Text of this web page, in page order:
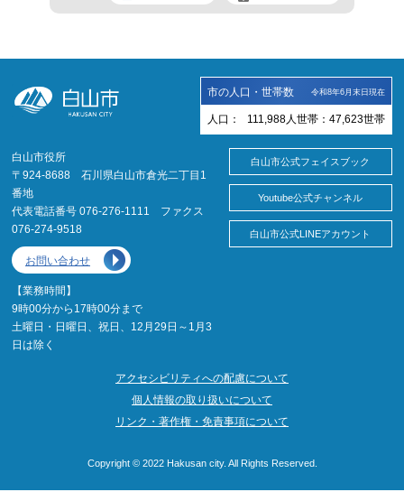
市の人口・世帯数 令和8年6月末日現在
人口： 111,988 人 世帯： 47,623世帯
白山市役所
〒924-8688 石川県白山市倉光二丁目1
番地
代表電話番号 076-276-1111 ファクス
076-274-9518
お問い合わせ
【業務時間】
9時00分から17時00分まで
土曜日・日曜日、祝日、12月29日～1月3
日は除く
白山市公式フェイスブック
Youtube公式チャンネル
白山市公式LINEアカウント
アクセシビリティへの配慮について
個人情報の取り扱いについて
リンク・著作権・免責事項について
Copyright © 2022 Hakusan city. All Rights Reserved.